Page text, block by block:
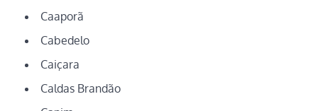
Caaporã
Cabedelo
Caiçara
Caldas Brandão